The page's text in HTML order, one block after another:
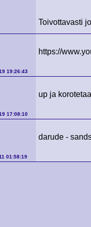
Toivottavasti
19:26:43
https://
17:08:10
up ja
01:58:19
darude -